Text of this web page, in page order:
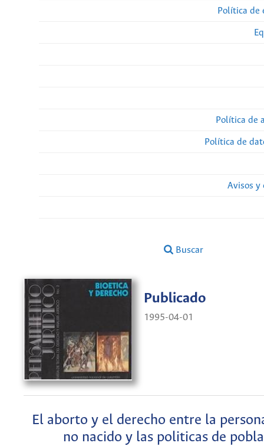
Política
Política de
Política de
Avisos y
Buscar
Publicado
1995-04-01
El aborto y el derecho entre la
no nacido y las politicas de